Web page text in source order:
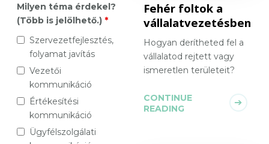
Milyen téma érdekel?
(Több is jelölhető.) *
Szervezetfejlesztés,
folyamat javítás
Vezetői
kommunikáció
Értékesítési
kommunikáció
Ügyfélszolgálati
Fehér foltok a
vállalatvezetésben
Hogyan derítheted fel a
vállalatod rejtett vagy
ismeretlen területeit?
CONTINUE
READING